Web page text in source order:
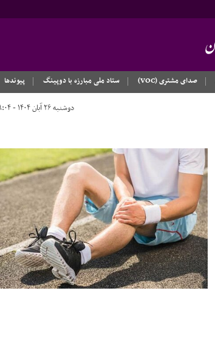
صدای مشتری (VOC) ستاد ملی مبارزه با دوپینگ پیوندها
دوشنبه ۲۶ آبان ۱۴۰۴ - ۰۹:۰۴